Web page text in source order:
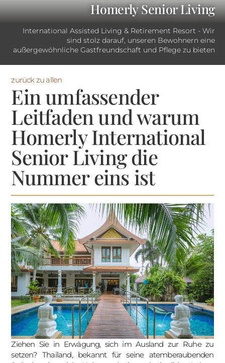
Homerly Senior Living
International Assisted Living & Retirement Resort - Wir
sind stolz darauf, unseren Bewohnern eine
außergewöhnliche Gastfreundschaft und Pflege zu bieten
zurück zu allen
Ein umfassender
Leitfaden und warum
Homerly International
Senior Living die
Nummer eins ist
Ziehen Sie in Erwägung, sich im Ausland zur Ruhe zu
setzen? Thailand, bekannt für seine atemberaubenden